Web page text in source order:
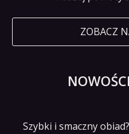
ZOBACZ
Szybki i smaczny